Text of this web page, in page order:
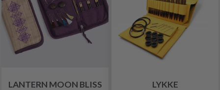
LANTERN MOON BLISS
LYKKE